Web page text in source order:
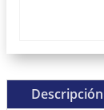
Descripción